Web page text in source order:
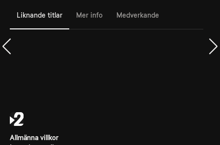
Liknande titlar Mer info Medverkande
Allmänna villkor